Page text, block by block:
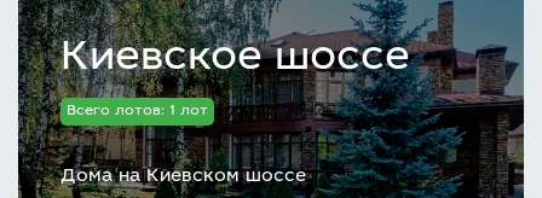
Киевское шоссе
Всего лотов: 1 лот
Дома на Киевском шоссе